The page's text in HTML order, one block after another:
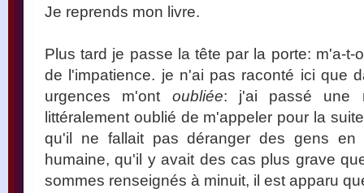
Je reprends mon livre.
Plus tard je passe la tête par la porte: m'a-
de l'impatience. je n'ai pas raconté ici que
urgences m'ont oubliée: j'ai passé une
littéralement oublié de m'appeler pour la
qu'il ne fallait pas déranger des gens en
humaine, qu'il y avait des cas plus grave
sommes renseignés à minuit, il est apparu